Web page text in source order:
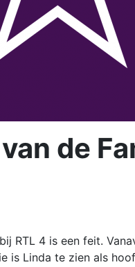
de
RTL 4 is een feit.
is Linda te zien als